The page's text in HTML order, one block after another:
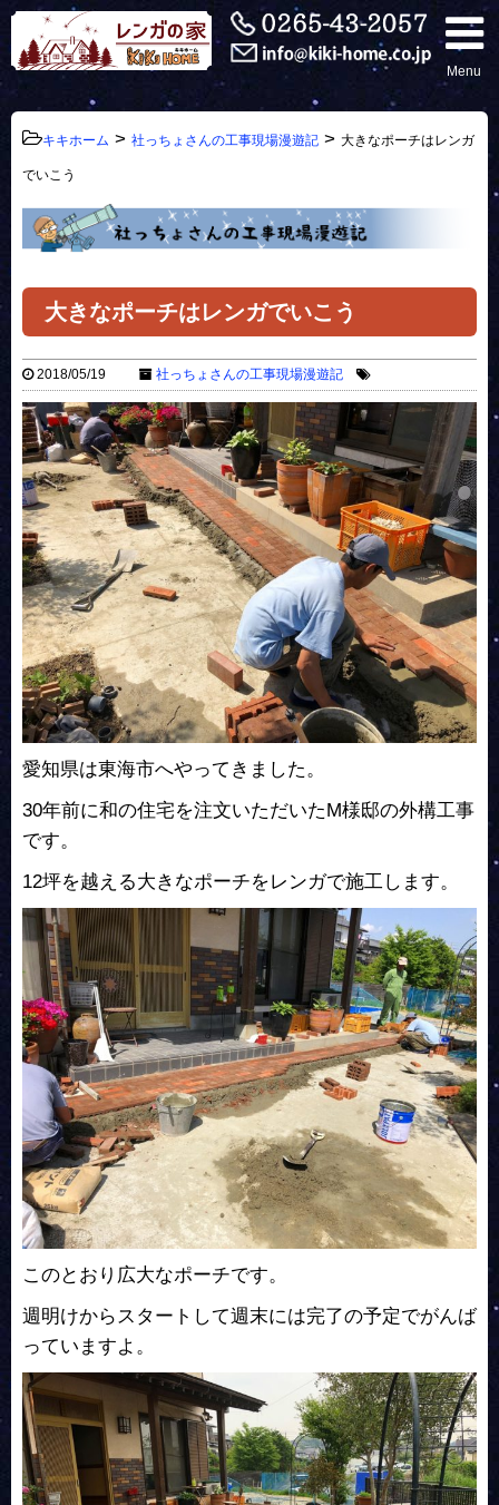
Menu
キキホーム > 社っちょさんの工事現場漫遊記 > 大きなポーチはレンガ
でいこう
大きなポーチはレンガでいこう
2018/05/19 社っちょさんの工事現場漫遊記
愛知県は東海市へやってきました。
30年前に和の住宅を注文いただいたM様邸の外構工事
です。
12坪を越える大きなポーチをレンガで施工します。
このとおり広大なポーチです。
週明けからスタートして週末には完了の予定でがんば
っていますよ。